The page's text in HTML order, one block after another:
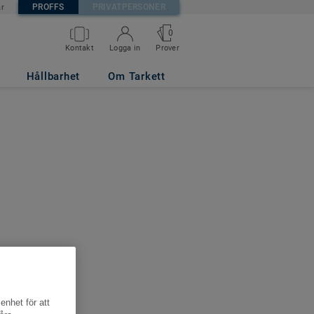
PROFFS PRIVATPERSONER
Kontakt Logga in
0
Prover
Hållbarhet Om Tarkett
för att